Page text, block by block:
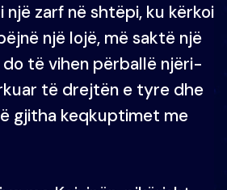
një zarf në shtëpi, ku kërkoi
një lojë, më saktë një
të vihen përballë njëri-
të drejtën e tyre dhe
gjitha keqkuptimet me